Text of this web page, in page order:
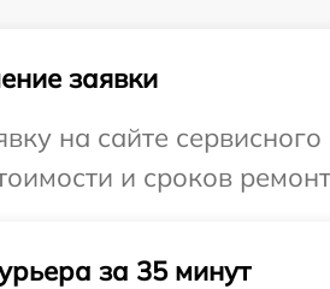
заявки
на сайте
и сроков
за 35 минут